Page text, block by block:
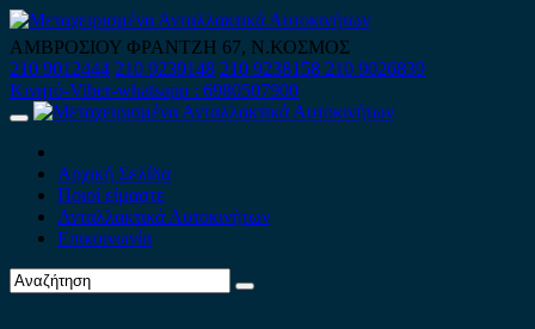
Skip
to
content
ΑΜΒΡΟΣΙΟΥ ΦΡΑΝΤΖΗ 67, Ν.ΚΟΣΜΟΣ
210 9012444 210 9239148 210 9238158 210 9026839
Κινητό-Viber-whatsapp : 6980507900
Primary
Αρχική Σελίδα
Ποιοί είμαστε
Ανταλλακτικά Αυτοκινήτων
Επικοινωνία